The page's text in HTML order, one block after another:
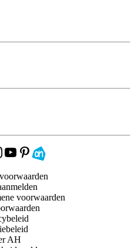
voorwaarden
AH